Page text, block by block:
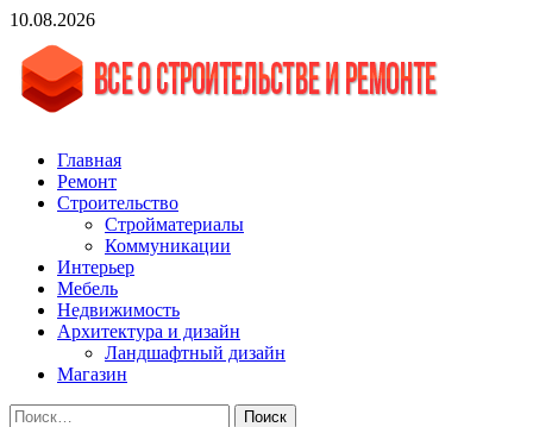
Skip
content
10.08.2026
vgasa.ru
Строительный журнал. Всё о строительстве и ремонтах
Главная
Ремонт
Строительство
Стройматериалы
Коммуникации
Интерьер
Мебель
Недвижимость
Архитектура и дизайн
Ландшафтный дизайн
Магазин
Найти: